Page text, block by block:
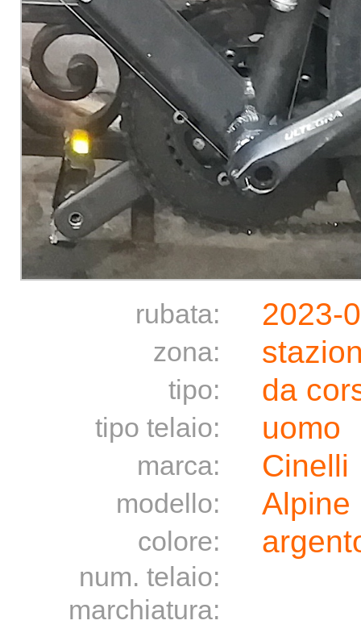
rubata: 2023-
zona:
tipo: da
tipo telaio: uomo
marca: Cinelli
modello: Alpine
colore:
num. telaio:
marchiatura: